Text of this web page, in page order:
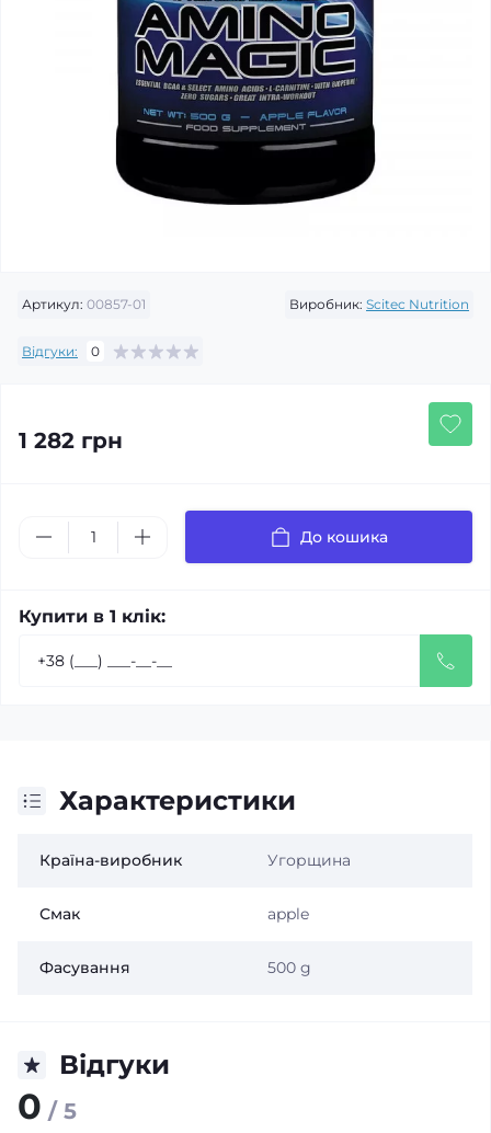
Артикул: 00857-01 Виробник: Scitec Nutrition
Відгуки: 0
1 282 грн
До кошика
Купити в 1 клік:
Характеристики
Країна-виробник Угорщина
Смак apple
Фасування 500 g
Відгуки
0 / 5